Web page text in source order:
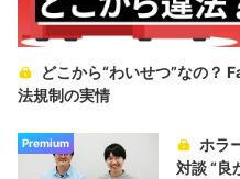
どこから“わいせつ”なの？
法規制の実情
Premium
ホラ
対談 “良